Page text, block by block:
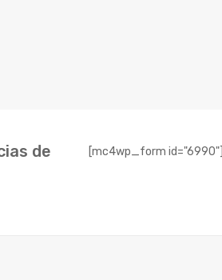
de
[mc4wp_form id="6990"]